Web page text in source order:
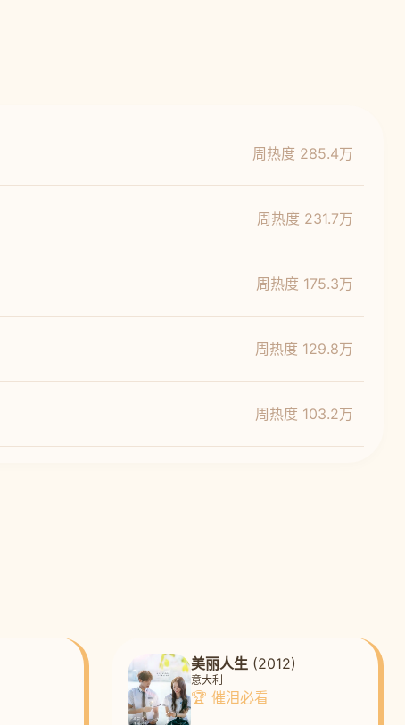
周热度 285.4万
周热度 231.7万
周热度 175.3万
周热度 129.8万
周热度 103.2万
美丽人生(2012)
意大利
🏆 催泪必看